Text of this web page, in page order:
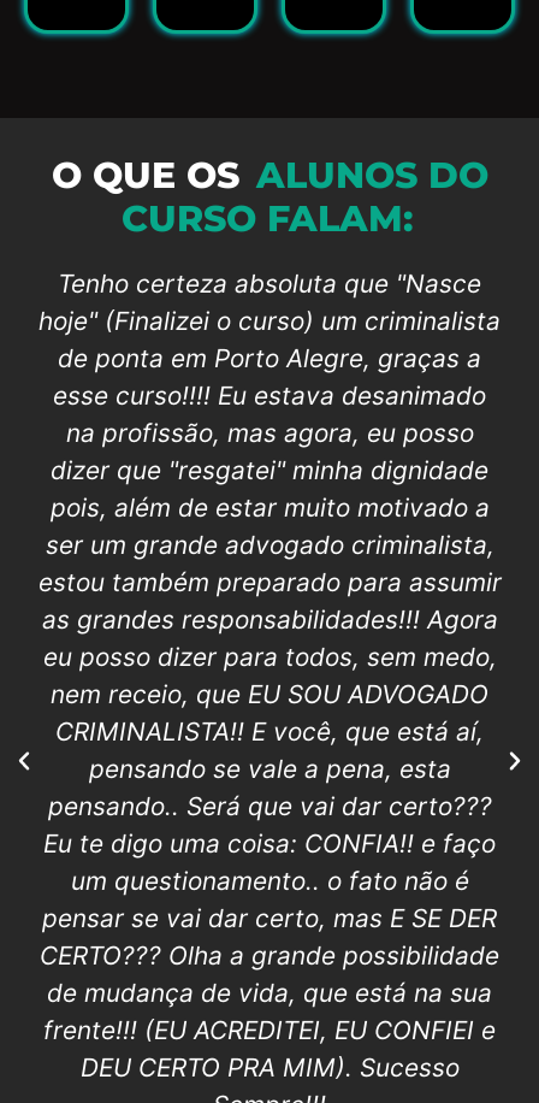
O QUE OS ALUNOS DO
CURSO FALAM:
Tenho certeza absoluta que "Nasce
hoje" (Finalizei o curso) um criminalista
de ponta em Porto Alegre, graças a
esse curso!!!! Eu estava desanimado
na profissão, mas agora, eu posso
dizer que "resgatei" minha dignidade
pois, além de estar muito motivado a
ser um grande advogado criminalista,
estou também preparado para assumir
as grandes responsabilidades!!! Agora
eu posso dizer para todos, sem medo,
nem receio, que EU SOU ADVOGADO
CRIMINALISTA!! E você, que está aí,
pensando se vale a pena, esta
pensando.. Será que vai dar certo???
Eu te digo uma coisa: CONFIA!! e faço
um questionamento.. o fato não é
pensar se vai dar certo, mas E SE DER
CERTO??? Olha a grande possibilidade
de mudança de vida, que está na sua
frente!!! (EU ACREDITEI, EU CONFIEI e
DEU CERTO PRA MIM). Sucesso